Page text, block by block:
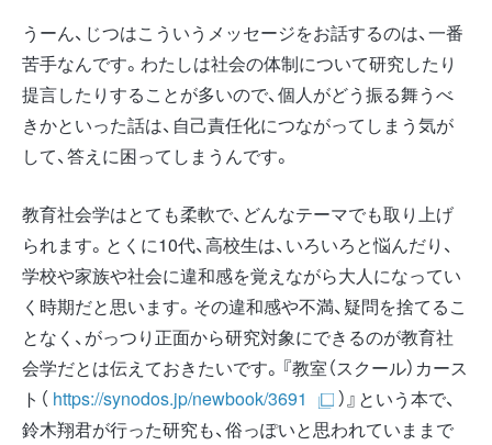
うーん、じつはこういうメッセージをお話するのは、一番
苦手なんです。わたしは社会の体制について研究したり
提言したりすることが多いので、個人がどう振る舞うべ
きかといった話は、自己責任化につながってしまう気が
して、答えに困ってしまうんです。
教育社会学はとても柔軟で、どんなテーマでも取り上げ
られます。とくに10代、高校生は、いろいろと悩んだり、
学校や家族や社会に違和感を覚えながら大人になってい
く時期だと思います。その違和感や不満、疑問を捨てるこ
となく、がっつり正面から研究対象にできるのが教育社
会学だとは伝えておきたいです。『教室（スクール）カース
ト（ https://synodos.jp/newbook/3691
）』という本で、
鈴木翔君が行った研究も、俗っぽいと思われていままで